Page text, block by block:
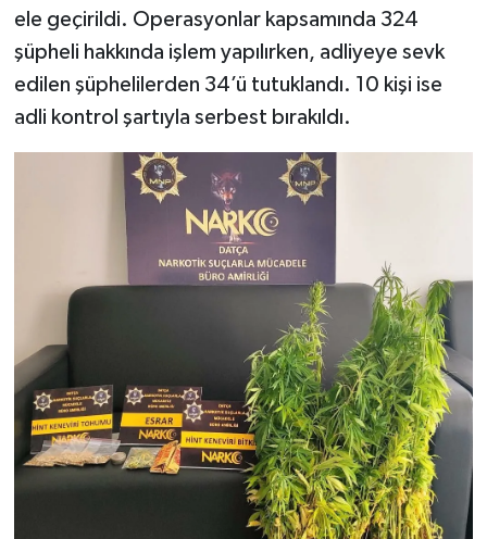
ele geçirildi. Operasyonlar kapsamında 324
şüpheli hakkında işlem yapılırken, adliyeye sevk
edilen şüphelilerden 34’ü tutuklandı. 10 kişi ise
adli kontrol şartıyla serbest bırakıldı.